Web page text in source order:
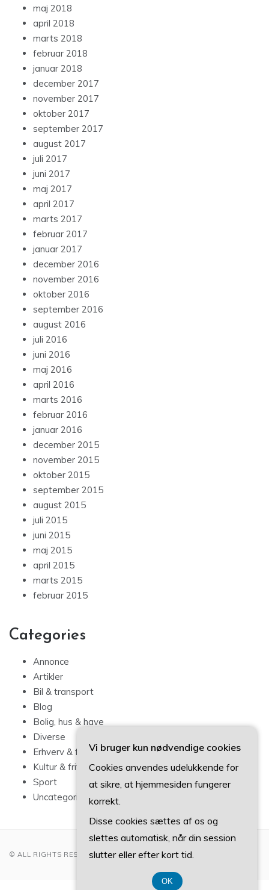
maj 2018
april 2018
marts 2018
februar 2018
januar 2018
december 2017
november 2017
oktober 2017
september 2017
august 2017
juli 2017
juni 2017
maj 2017
april 2017
marts 2017
februar 2017
januar 2017
december 2016
november 2016
oktober 2016
september 2016
august 2016
juli 2016
juni 2016
maj 2016
april 2016
marts 2016
februar 2016
januar 2016
december 2015
november 2015
oktober 2015
september 2015
august 2015
juli 2015
juni 2015
maj 2015
april 2015
marts 2015
februar 2015
Categories
Annonce
Artikler
Bil & transport
Blog
Bolig, hus & have
Diverse
Erhverv & forbrug
Kultur & fritid
Sport
Uncategorized
© ALL RIGHTS RESERVED 2022
Vi bruger kun nødvendige cookies
Cookies anvendes udelukkende for
at sikre, at hjemmesiden fungerer
korrekt.
Disse cookies sættes af os og
slettes automatisk, når din session
slutter eller efter kort tid.
OK